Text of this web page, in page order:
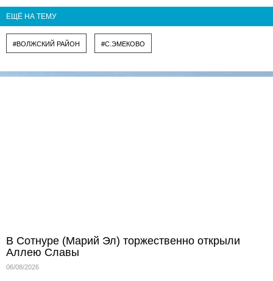
ЕЩЁ НА ТЕМУ
#ВОЛЖСКИЙ РАЙОН #С.ЭМЕКОВО
В Сотнуре (Марий Эл) торжественно открыли
Аллею Славы
06/08/2026